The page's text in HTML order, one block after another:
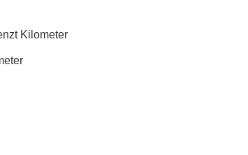
Kilometer